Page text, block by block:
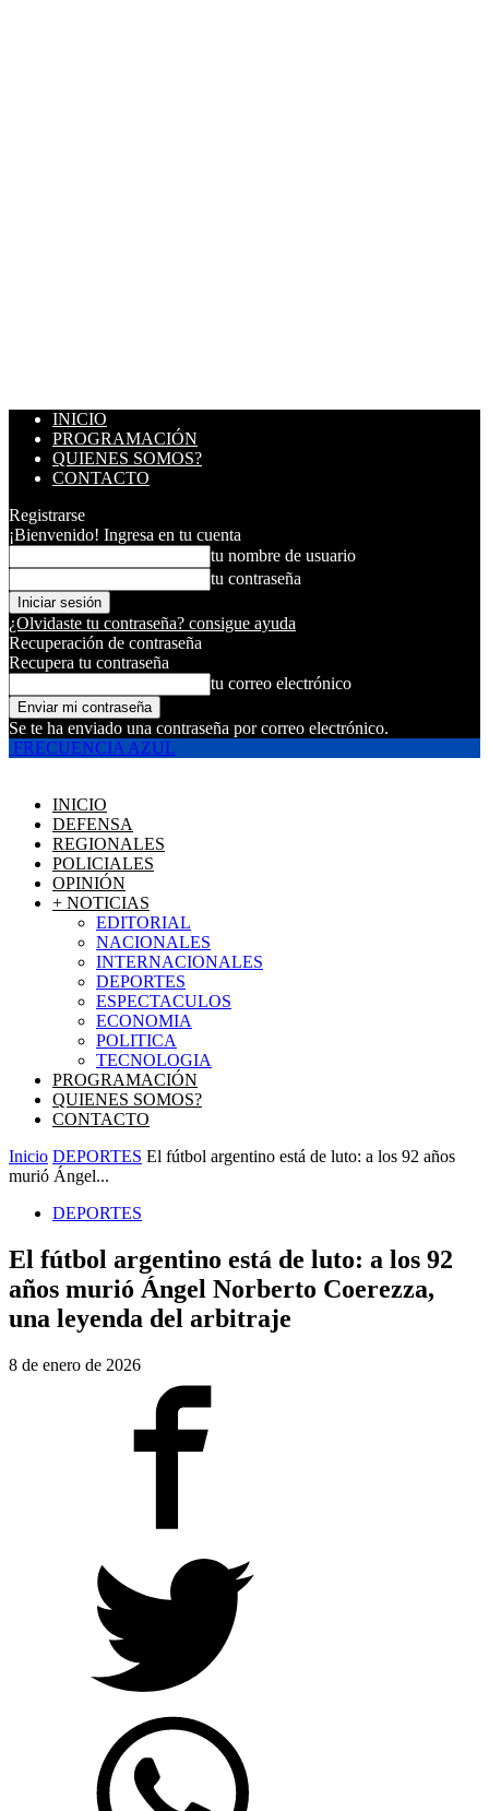
INICIO
PROGRAMACIÓN
QUIENES SOMOS?
CONTACTO
Registrarse
¡Bienvenido! Ingresa en tu cuenta
tu nombre de usuario
tu contraseña
¿Olvidaste tu contraseña? consigue ayuda
Recuperación de contraseña
Recupera tu contraseña
tu correo electrónico
Se te ha enviado una contraseña por correo electrónico.
FRECUENCIA AZUL
INICIO
DEFENSA
REGIONALES
POLICIALES
OPINIÓN
+ NOTICIAS
EDITORIAL
NACIONALES
INTERNACIONALES
DEPORTES
ESPECTACULOS
ECONOMIA
POLITICA
TECNOLOGIA
PROGRAMACIÓN
QUIENES SOMOS?
CONTACTO
Inicio DEPORTES El fútbol argentino está de luto: a los 92 años
murió Ángel...
DEPORTES
El fútbol argentino está de luto: a los 92
años murió Ángel Norberto Coerezza,
una leyenda del arbitraje
8 de enero de 2026